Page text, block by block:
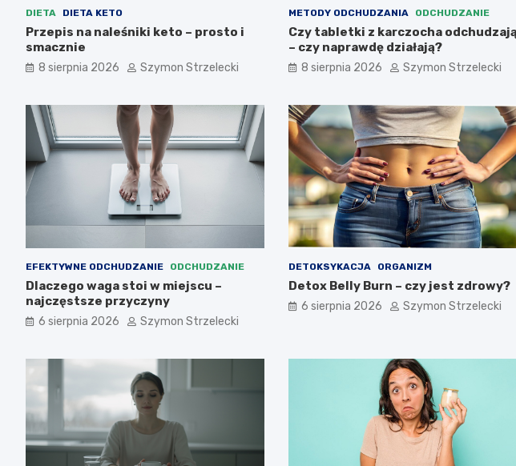
DIETA DIETA KETO
Przepis na naleśniki keto – prosto i
smacznie
8 sierpnia 2026 Szymon Strzelecki
METODY ODCHUDZANIA ODCHUDZANIE
Czy tabletki z karczocha odchudzają
– czy naprawdę działają?
8 sierpnia 2026 Szymon Strzelecki
EFEKTYWNE ODCHUDZANIE ODCHUDZANIE
Dlaczego waga stoi w miejscu –
najczęstsze przyczyny
6 sierpnia 2026 Szymon Strzelecki
DETOKSYKACJA ORGANIZM
Detox Belly Burn – czy jest zdrowy?
6 sierpnia 2026 Szymon Strzelecki